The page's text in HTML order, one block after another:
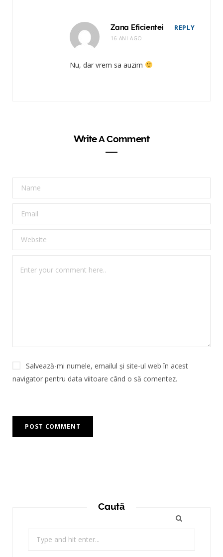
Zana Eficientei
16 ANI AGO
REPLY
Nu, dar vrem sa auzim
Write A Comment
Salvează-mi numele, emailul și site-ul web în acest
navigator pentru data viitoare când o să comentez.
Caută